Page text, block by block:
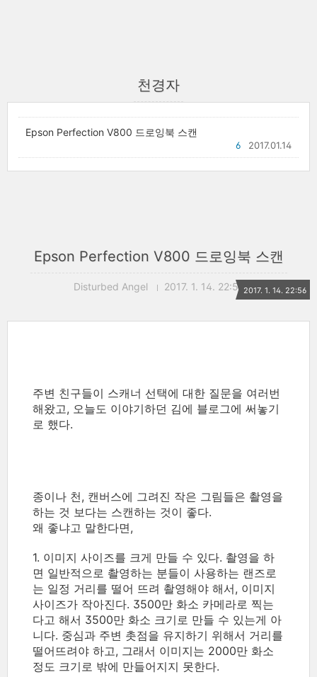
천경자
Epson Perfection V800 드로잉북 스캔
2017.01.14
6
Epson Perfection V800 드로잉북 스캔
Disturbed Angel 2017. 1. 14. 22:56 2017. 1. 14. 22:56
주변 친구들이 스캐너 선택에 대한 질문을 여러번
해왔고, 오늘도 이야기하던 김에 블로그에 써놓기
로 했다.
종이나 천, 캔버스에 그려진 작은 그림들은 촬영을
하는 것 보다는 스캔하는 것이 좋다.
왜 좋냐고 말한다면,
1. 이미지 사이즈를 크게 만들 수 있다. 촬영을 하
면 일반적으로 촬영하는 분들이 사용하는 랜즈로
는 일정 거리를 떨어 뜨려 촬영해야 해서, 이미지
사이즈가 작아진다. 3500만 화소 카메라로 찍는
다고 해서 3500만 화소 크기로 만들 수 있는게 아
니다. 중심과 주변 촛점을 유지하기 위해서 거리를
떨어뜨려야 하고, 그래서 이미지는 2000만 화소
정도 크기로 밖에 만들어지지 못한다.